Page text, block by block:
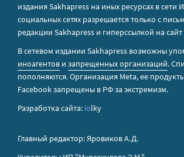
издания Sakhapress на иных ресурсах в сети
социальных сетях разрешается только с
редакции Sakhapress и гиперссылкой на
В сетевом издании Sakhapress возможны
иноагентов и запрещенных организаций.
пополняются. Организация Metа, ее
Facebook запрещены в РФ за экстремизм.
Разработка сайта: iolky
Главный редактор: Яровиков А.Д.